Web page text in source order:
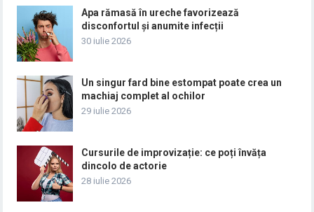
Apa rămasă în ureche favorizează
disconfortul și anumite infecții
30 iulie 2026
Un singur fard bine estompat poate crea un
machiaj complet al ochilor
29 iulie 2026
Cursurile de improvizație: ce poți învăța
dincolo de actorie
28 iulie 2026